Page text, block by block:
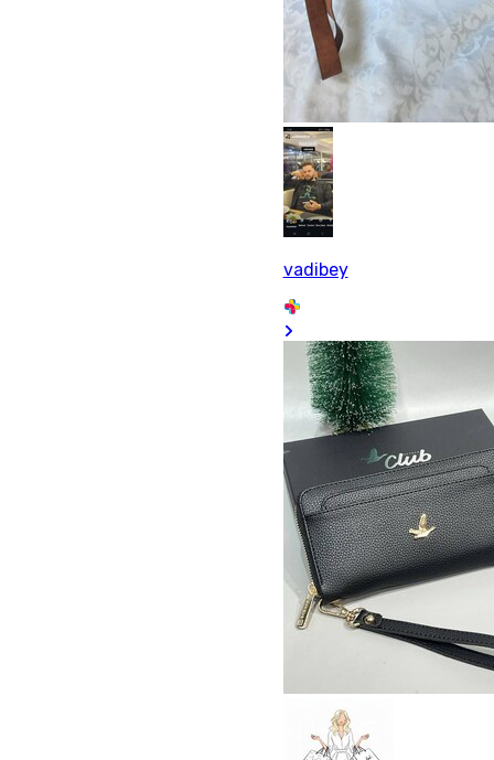
vadibey